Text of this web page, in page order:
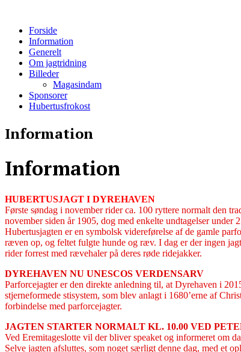
Forside
Information
Generelt
Om jagtridning
Billeder
Magasindam
Sponsorer
Hubertusfrokost
Information
Information
HUBERTUSJAGT I DYREHAVEN
Første søndag i november rider ca. 100 ryttere normalt den
november siden år 1905, dog med enkelte undtagelser under
Hubertusjagten er en symbolsk videreførelse af de gamle
ræven op, og feltet fulgte hunde og ræv. I dag er der ingen
rider forrest med rævehaler på deres røde ridejakker.
DYREHAVEN NU UNESCOS VERDENSARV
Parforcejagter er den direkte anledning til, at Dyrehaven i
stjerneformede stisystem, som blev anlagt i 1680’erne af
forbindelse med parforcejagter.
JAGTEN STARTER NORMALT KL. 10.00 VED
Ved Eremitageslotte vil der bliver speaket og informeret om
Selve jagten afsluttes, som noget særligt denne dag, med et